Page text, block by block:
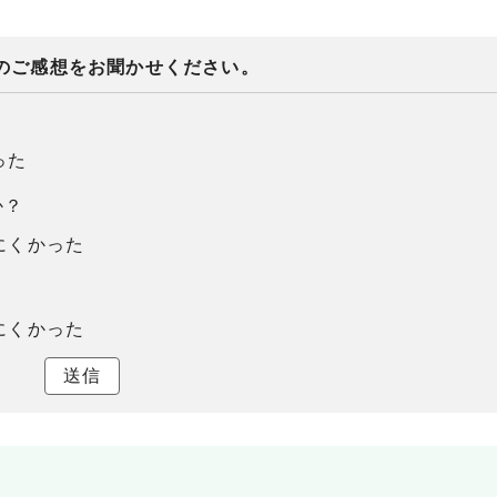
感想をお聞かせください。
た
くかった
くかった
送信